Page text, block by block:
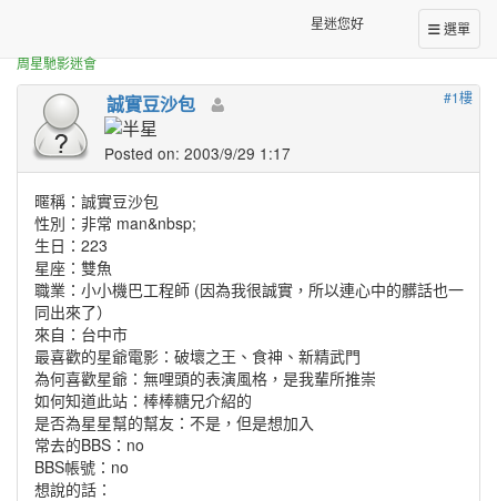
選單
星迷您好
周星馳影迷會
誠實豆沙包來了~~ 客官要幾籠？
#1樓
誠實豆沙包
Posted on: 2003/9/29 1:17
暱稱：誠實豆沙包
性別：非常 man&nbsp;
生日：223
星座：雙魚
職業：小小機巴工程師 (因為我很誠實，所以連心中的髒話也一
同出來了）
來自：台中市
最喜歡的星爺電影：破壞之王、食神、新精武門
為何喜歡星爺：無哩頭的表演風格，是我輩所推崇
如何知道此站：棒棒糖兄介紹的
是否為星星幫的幫友：不是，但是想加入
常去的BBS：no
BBS帳號：no
想說的話：